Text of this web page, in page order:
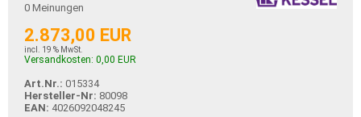
0 Meinungen
2.873,00 EUR
incl. 19 % MwSt.
Versandkosten: 0,00 EUR
Art.Nr.: 015334
Hersteller-Nr: 80098
EAN: 4026092048245